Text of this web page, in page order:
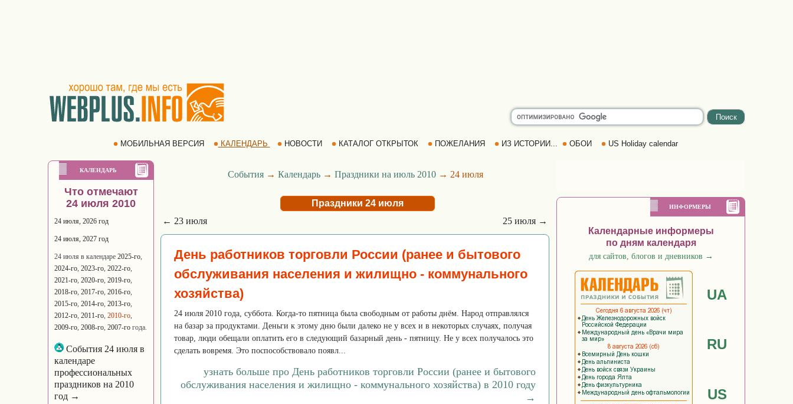
МОБИЛЬНАЯ ВЕРСИЯ КАЛЕНДАРЬ НОВОСТИ КАТАЛОГ ОТКРЫТОК ПОЖЕЛАНИЯ ИЗ ИСТОРИИ... ОБОИ US Holiday calendar
КАЛЕНДАРЬ
Что отмечают
24 июля 2010
24 июля, 2026 год
24 июля, 2027 год
24 июля в календаре 2025-го,
2024-го, 2023-го, 2022-го,
2021-го, 2020-го, 2019-го,
2018-го, 2017-го, 2016-го,
2015-го, 2014-го, 2013-го,
2012-го, 2011-го, 2010-го,
2009-го, 2008-го, 2007-го года.
События 24 июля в
календаре
профессиональных
праздников на 2010
год →
События→ Календарь→ Праздники на июль 2010→ 24 июля
Праздники 24 июля
← 23 июля
25 июля →
День работников торговли России (ранее и бытового
обслуживания населения и жилищно - коммунального
хозяйства)
24 июля 2010 года, суббота. Когда-то пятница была свободным от работы днём. Народ отправлялся
на базар за продуктами. Деньги к этому дню были далеко не у всех и в некоторых случаях, получая
товар, люди обещали оплатить его в следующий базарный день - пятницу. Не у всех получалось это
сделать вовремя. Это поспособствовало появл...
узнать больше про День работников торговли России (ранее и бытового
обслуживания населения и жилищно - коммунального хозяйства) в 2010 году
→
ИНФОРМЕРЫ
Календарные информеры
по дням календаря
для сайтов, блогов и дневников →
UA
RU
US